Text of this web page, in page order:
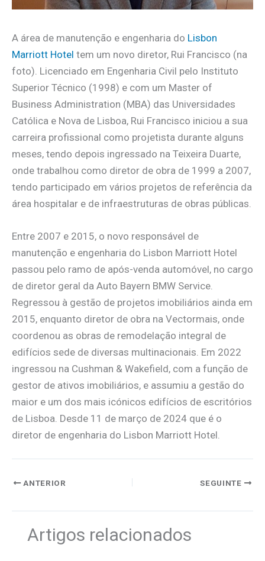
A área de manutenção e engenharia do Lisbon
Marriott Hotel tem um novo diretor, Rui Francisco (na
foto). Licenciado em Engenharia Civil pelo Instituto
Superior Técnico (1998) e com um Master of
Business Administration (MBA) das Universidades
Católica e Nova de Lisboa, Rui Francisco iniciou a sua
carreira profissional como projetista durante alguns
meses, tendo depois ingressado na Teixeira Duarte,
onde trabalhou como diretor de obra de 1999 a 2007,
tendo participado em vários projetos de referência da
área hospitalar e de infraestruturas de obras públicas.
Entre 2007 e 2015, o novo responsável de
manutenção e engenharia do Lisbon Marriott Hotel
passou pelo ramo de após-venda automóvel, no cargo
de diretor geral da Auto Bayern BMW Service.
Regressou à gestão de projetos imobiliários ainda em
2015, enquanto diretor de obra na Vectormais, onde
coordenou as obras de remodelação integral de
edifícios sede de diversas multinacionais. Em 2022
ingressou na Cushman & Wakefield, com a função de
gestor de ativos imobiliários, e assumiu a gestão do
maior e um dos mais icónicos edifícios de escritórios
de Lisboa. Desde 11 de março de 2024 que é o
diretor de engenharia do Lisbon Marriott Hotel.
ANTERIOR SEGUINTE
Artigos relacionados